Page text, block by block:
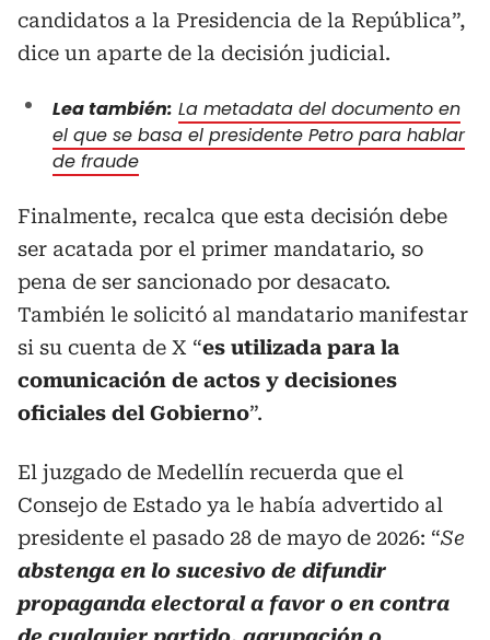
candidatos a la Presidencia de la República”,
dice un aparte de la decisión judicial.
Lea también: La metadata del documento en
el que se basa el presidente Petro para hablar
de fraude
Finalmente, recalca que esta decisión debe
ser acatada por el primer mandatario, so
pena de ser sancionado por desacato.
También le solicitó al mandatario manifestar
si su cuenta de X “es utilizada para la
comunicación de actos y decisiones
oficiales del Gobierno”.
El juzgado de Medellín recuerda que el
Consejo de Estado ya le había advertido al
presidente el pasado 28 de mayo de 2026: “Se
abstenga en lo sucesivo de difundir
propaganda electoral a favor o en contra